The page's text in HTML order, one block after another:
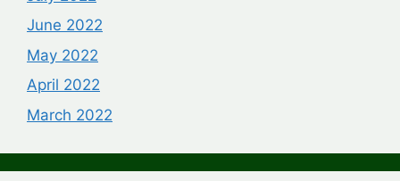
June 2022
May 2022
April 2022
March 2022